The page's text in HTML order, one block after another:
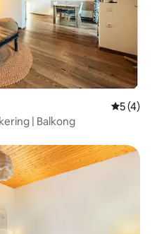
5 av 5 i
5 (4)
| Balkong